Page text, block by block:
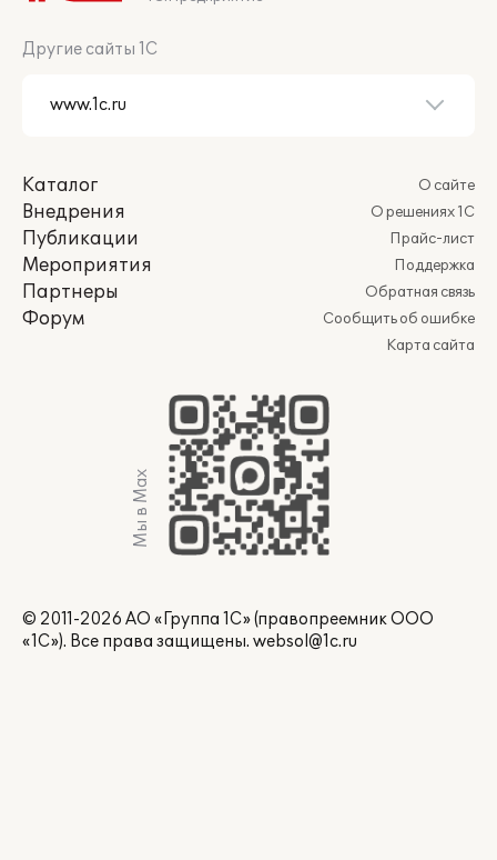
Другие сайты 1С
Каталог
Внедрения
Публикации
Мероприятия
Партнеры
Форум
О сайте
О решениях 1С
Прайс-лист
Поддержка
Обратная связь
Сообщить об ошибке
Карта сайта
Мы в Max
© 2011-2026 АО «Группа 1С» (правопреемник ООО
«1С»). Все права защищены. websol@1c.ru